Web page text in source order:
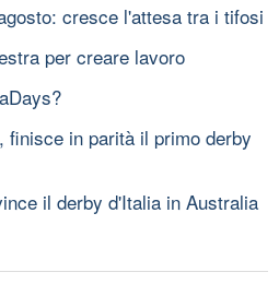
cresce l'attesa tra i tifosi
per creare lavoro
finisce in parità il primo derby
il derby d'Italia in Australia